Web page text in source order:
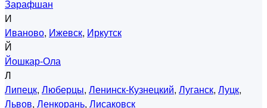
Зарафшан
И
Иваново, Ижевск, Иркутск
Й
Йошкар-Ола
Л
Липецк, Люберцы, Ленинск-Кузнецкий, Луганск, Луцк,
Львов, Ленкорань, Лисаковск